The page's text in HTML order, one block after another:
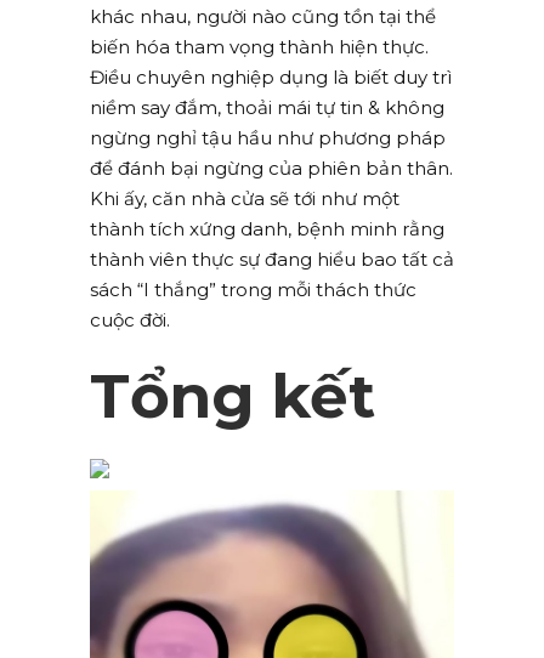
khác nhau, người nào cũng tồn tại thể
biến hóa tham vọng thành hiện thực.
Điều chuyên nghiệp dụng là biết duy trì
niềm say đắm, thoải mái tự tin & không
ngừng nghỉ tậu hầu như phương pháp
để đánh bại ngừng của phiên bản thân.
Khi ấy, căn nhà cửa sẽ tới như một
thành tích xứng danh, bệnh minh rằng
thành viên thực sự đang hiểu bao tất cả
sách “I thắng” trong mỗi thách thức
cuộc đời.
Tổng kết